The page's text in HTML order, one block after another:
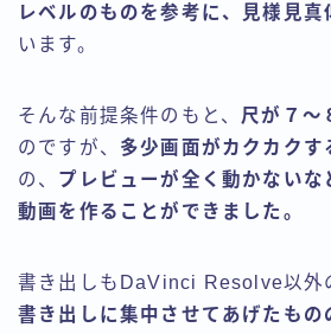
レベルのものを参考に、見様見真
います。
そんな前提条件のもと、 尺が７〜
のですが、 多少画面がカクカクす
の、 プレビューが全く動かないな
動画を作ることができました。
書き出しもDaVinci Resolve以外
書き出しに集中させてあげたもの